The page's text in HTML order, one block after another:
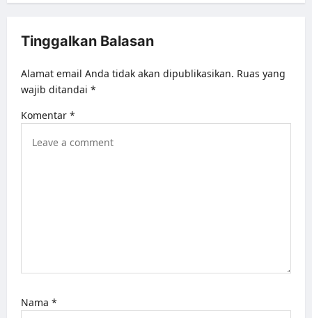
g
t
o
Tinggalkan Balasan
Alamat email Anda tidak akan dipublikasikan. Ruas yang
wajib ditandai *
Komentar *
Nama *